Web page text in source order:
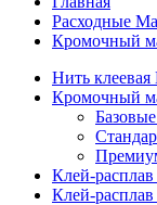
Расходные
Кромочный
Нить
Кромочный
Клей-
Клей-